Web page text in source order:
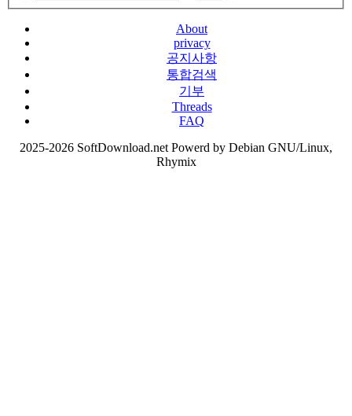
About
privacy
공지사항
통합검색
기부
Threads
FAQ
2025-2026 SoftDownload.net Powerd by Debian GNU/Linux,
Rhymix